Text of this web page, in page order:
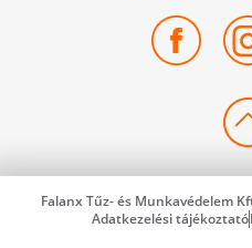
Falanx Tűz- és Munkavédelem
Adatkezelési tájékoztató